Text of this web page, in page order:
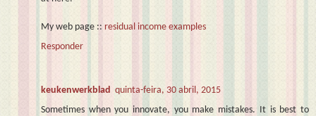
My web page :: residual income examples
Responder
keukenwerkblad quinta-feira, 30 abril, 2015
Sometimes when you innovate, you make mistakes. It is best to